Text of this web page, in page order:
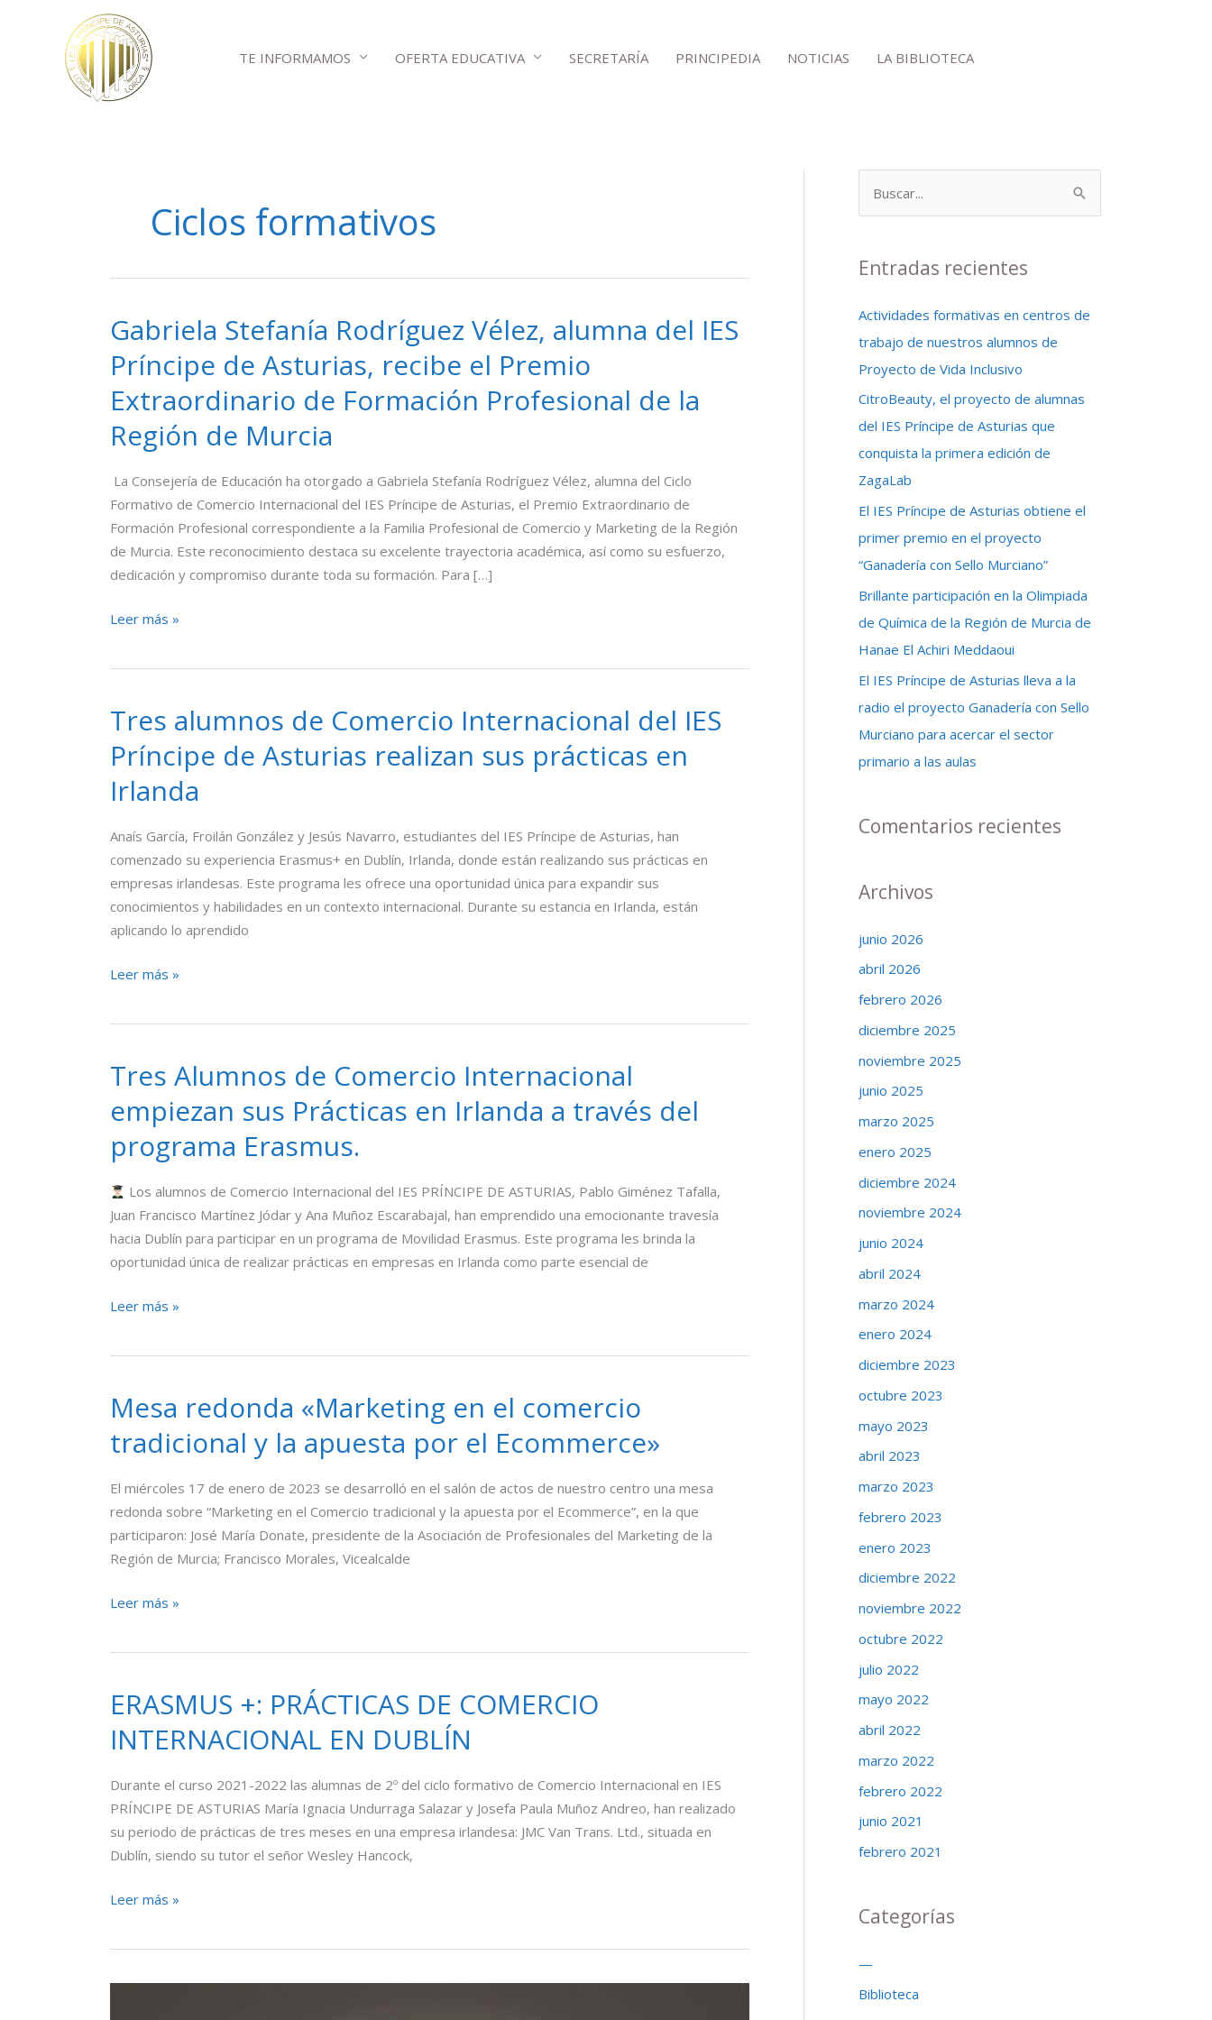
TE INFORMAMOS OFERTA EDUCATIVA SECRETARÍA PRINCIPEDIA NOTICIAS LA BIBLIOTECA
Ciclos formativos
Gabriela Stefanía Rodríguez Vélez, alumna del IES
Príncipe de Asturias, recibe el Premio
Extraordinario de Formación Profesional de la
Región de Murcia
La Consejería de Educación ha otorgado a Gabriela Stefanía Rodríguez Vélez, alumna del Ciclo
Formativo de Comercio Internacional del IES Príncipe de Asturias, el Premio Extraordinario de
Formación Profesional correspondiente a la Familia Profesional de Comercio y Marketing de la Región
de Murcia. Este reconocimiento destaca su excelente trayectoria académica, así como su esfuerzo,
dedicación y compromiso durante toda su formación. Para […]
Gabriela
Rodríguez
Vélez,
del
Príncipe
de
Asturias,
recibe
el
Extraordinario
Formación
la
Región
de
Leer más »
Tres alumnos de Comercio Internacional del IES
Príncipe de Asturias realizan sus prácticas en
Irlanda
Anaís García, Froilán González y Jesús Navarro, estudiantes del IES Príncipe de Asturias, han
comenzado su experiencia Erasmus+ en Dublín, Irlanda, donde están realizando sus prácticas en
empresas irlandesas. Este programa les ofrece una oportunidad única para expandir sus
conocimientos y habilidades en un contexto internacional. Durante su estancia en Irlanda, están
aplicando lo aprendido
Tres
de
Comercio
del
IES
Príncipe
de
Asturias
sus
Leer más »
Tres Alumnos de Comercio Internacional
empiezan sus Prácticas en Irlanda a través del
programa Erasmus.
Los alumnos de Comercio Internacional del IES PRÍNCIPE DE ASTURIAS, Pablo Giménez Tafalla,
Juan Francisco Martínez Jódar y Ana Muñoz Escarabajal, han emprendido una emocionante travesía
hacia Dublín para participar en un programa de Movilidad Erasmus. Este programa les brinda la
oportunidad única de realizar prácticas en empresas en Irlanda como parte esencial de
Tres
de
Comercio
Internacional
empiezan
sus
Prácticas
en
a
Erasmus.
Leer más »
Mesa redonda «Marketing en el comercio
tradicional y la apuesta por el Ecommerce»
El miércoles 17 de enero de 2023 se desarrolló en el salón de actos de nuestro centro una mesa
redonda sobre “Marketing en el Comercio tradicional y la apuesta por el Ecommerce”, en la que
participaron: José María Donate, presidente de la Asociación de Profesionales del Marketing de la
Región de Murcia; Francisco Morales, Vicealcalde
Mesa
«Marketing
el
comercio
tradicional
y
apuesta
el
Leer más »
ERASMUS +: PRÁCTICAS DE COMERCIO
INTERNACIONAL EN DUBLÍN
Durante el curso 2021-2022 las alumnas de 2º del ciclo formativo de Comercio Internacional en IES
PRÍNCIPE DE ASTURIAS María Ignacia Undurraga Salazar y Josefa Paula Muñoz Andreo, han realizado
su periodo de prácticas de tres meses en una empresa irlandesa: JMC Van Trans. Ltd., situada en
Dublín, siendo su tutor el señor Wesley Hancock,
ERASMUS
PRÁCTICAS
COMERCIO
INTERNACIONAL
EN
DUBLÍN
Leer más »
cEntradas recientes
Actividades formativas en centros de
trabajo de nuestros alumnos de
Proyecto de Vida Inclusivo
CitroBeauty, el proyecto de alumnas
del IES Príncipe de Asturias que
conquista la primera edición de
ZagaLab
El IES Príncipe de Asturias obtiene el
primer premio en el proyecto
“Ganadería con Sello Murciano”
Brillante participación en la Olimpiada
de Química de la Región de Murcia de
Hanae El Achiri Meddaoui
El IES Príncipe de Asturias lleva a la
radio el proyecto Ganadería con Sello
Murciano para acercar el sector
primario a las aulas
Comentarios recientes
Archivos
junio 2026
abril 2026
febrero 2026
diciembre 2025
noviembre 2025
junio 2025
marzo 2025
enero 2025
diciembre 2024
noviembre 2024
junio 2024
abril 2024
marzo 2024
enero 2024
diciembre 2023
octubre 2023
mayo 2023
abril 2023
marzo 2023
febrero 2023
enero 2023
diciembre 2022
noviembre 2022
octubre 2022
julio 2022
mayo 2022
abril 2022
marzo 2022
febrero 2022
junio 2021
febrero 2021
Categorías
—
Biblioteca